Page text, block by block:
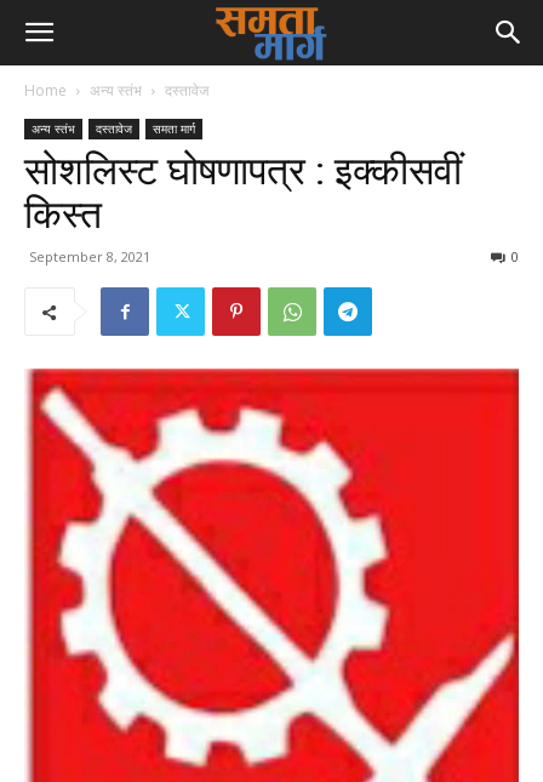
Home अन्य स्तंभ दस्तावेज
अन्य स्तंभ दस्तावेज समता मार्ग
सोशलिस्ट घोषणापत्र : इक्कीसवीं
किस्त
September 8, 2021 0